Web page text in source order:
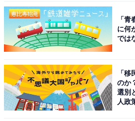
濯をやり直した経験」があり、中
る」、9％は「頻繁にある」と回
「
に何
では
「
のか
選別
人政